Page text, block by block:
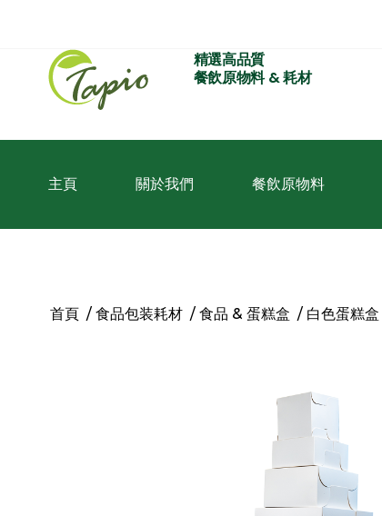
精選高品質
餐飲原物料 & 耗材
主頁 關於我們 餐飲原物料
首頁 / 食品包装耗材 / 食品 & 蛋糕盒 / 白色蛋糕盒